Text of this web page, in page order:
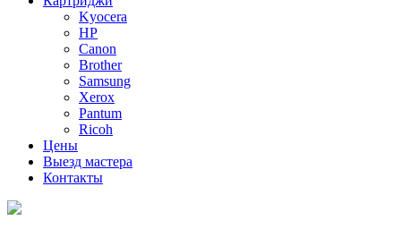
Kyocera
HP
Canon
Brother
Samsung
Xerox
Pantum
Ricoh
Цены
Выезд мастера
Контакты